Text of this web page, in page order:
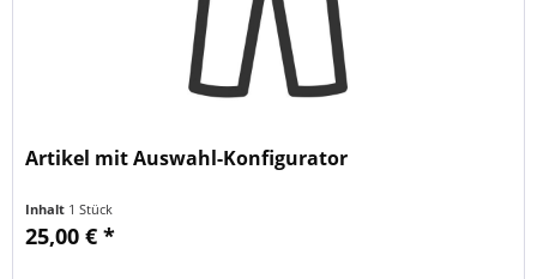
Artikel mit Auswahl-Konfigurator
Inhalt 1 Stück
25,00 € *